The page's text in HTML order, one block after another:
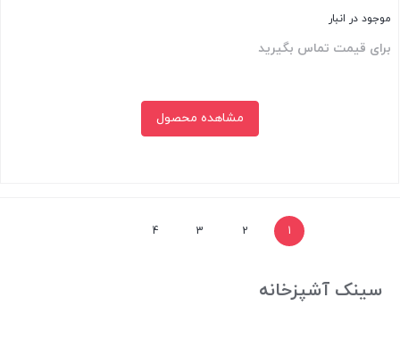
موجود در انبار
برای قیمت تماس بگیرید
مشاهده محصول
1
2
3
4
سینک آشپزخانه